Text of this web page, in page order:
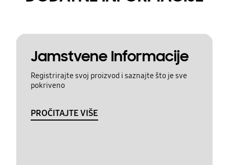
Jamstvene Informacije
Registrirajte svoj proizvod i saznajte što je sve
pokriveno
PROČITAJTE VIŠE